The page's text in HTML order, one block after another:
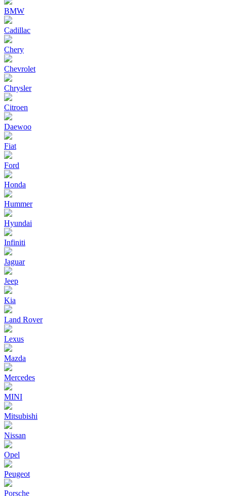
BMW
Cadillac
Chery
Chevrolet
Chrysler
Citroen
Daewoo
Fiat
Ford
Honda
Hummer
Hyundai
Infiniti
Jaguar
Jeep
Kia
Land Rover
Lexus
Mazda
Mercedes
MINI
Mitsubishi
Nissan
Opel
Peugeot
Porsche